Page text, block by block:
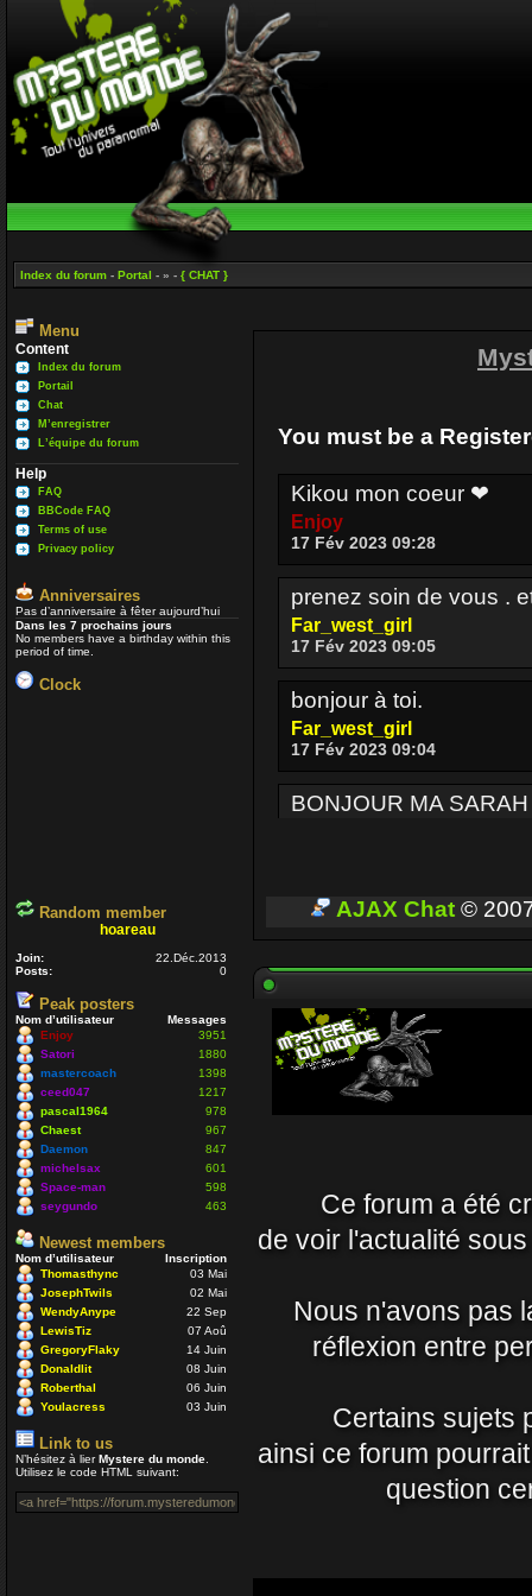
Index du forum - Portal - » - { CHAT }
Menu
Content
Index du forum
Portail
Chat
M’enregistrer
L’équipe du forum
Help
FAQ
BBCode FAQ
Terms of use
Privacy policy
Anniversaires
Pas d’anniversaire à fêter aujourd’hui
Dans les 7 prochains jours
No members have a birthday within this
period of time.
Clock
Random member
hoareau
Join:
22.Déc.2013
Posts:
0
Peak posters
Nom d’utilisateur
Messages
Enjoy
3951
Satori
1880
mastercoach
1398
ceed047
1217
pascal1964
978
Chaest
967
Daemon
847
michelsax
601
Space-man
598
seygundo
463
Newest members
Nom d’utilisateur
Inscription
Thomasthync
03 Mai
JosephTwils
02 Mai
WendyAnype
22 Sep
LewisTiz
07 Aoû
GregoryFlaky
14 Juin
Donaldlit
08 Juin
Roberthal
06 Juin
Youlacress
03 Juin
Link to us
N’hésitez à lierMystere du monde
Utilisez le code HTML suivant:
You must be a
Kikou mon coeur ❤
Enjoy
17 Fév 2023 09:28
prenez soin de vous .
Far_west_girl
17 Fév 2023 09:05
bonjour à toi.
Far_west_girl
17 Fév 2023 09:04
BONJOUR MA SARAH
BONJOUR A TOUT
Enjoy
Je passe parfois
Un
voir si ceux qui sont
Nounours
19 Avr 2021 09:33
vous prenez soin de
Daemon
15 Avr 2021 23:54
Un coucou en
Nounours
08 Nov 2020 18:08
ola à toutes et à tous
29 Juil 2020 10:30
Salut Venusia oui je
AJAX Chat ©
Ce forum a été
de voir l'actualité
Nous n'avons pas
réflexion entre
Certains sujets
ainsi ce forum
question